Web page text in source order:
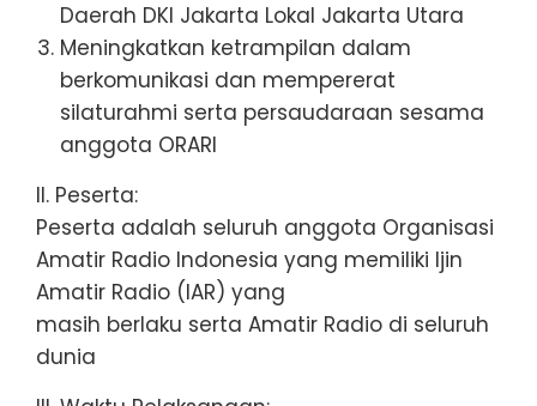
Daerah DKI Jakarta Lokal Jakarta Utara
Meningkatkan ketrampilan dalam
berkomunikasi dan mempererat
silaturahmi serta persaudaraan sesama
anggota ORARI
II. Peserta:
Peserta adalah seluruh anggota Organisasi
Amatir Radio Indonesia yang memiliki Ijin
Amatir Radio (IAR) yang
masih berlaku serta Amatir Radio di seluruh
dunia